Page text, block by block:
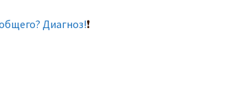
Диагноз!❗